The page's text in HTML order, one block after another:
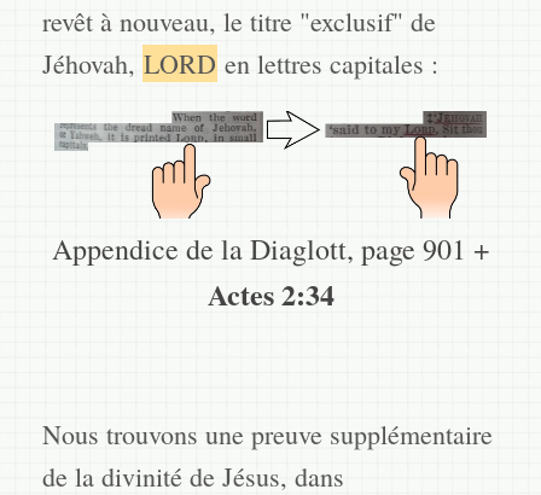
revêt à nouveau, le titre "exclusif" de
Jéhovah, LORD en lettres capitales :
Appendice de la Diaglott, page 901 +
Actes 2:34
Nous trouvons une preuve supplémentaire
de la divinité de Jésus, dans